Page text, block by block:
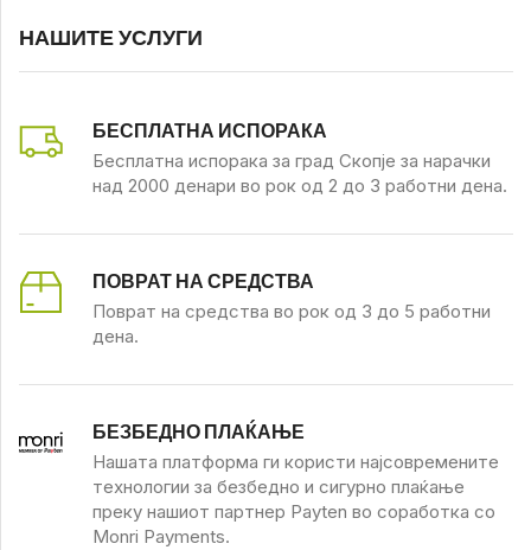
НАШИТЕ УСЛУГИ
БЕСПЛАТНА ИСПОРАКА
Бесплатна испорака за град Скопје за нарачки
над 2000 денари во рок од 2 до 3 работни дена.
ПОВРАТ НА СРЕДСТВА
Поврат на средства во рок од 3 до 5 работни
дена.
БЕЗБЕДНО ПЛАЌАЊЕ
Нашата платформа ги користи најсовремените
технологии за безбедно и сигурно плаќање
преку нашиот партнер Payten во соработка со
Monri Payments.